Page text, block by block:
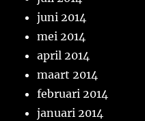
juni 2014
mei 2014
april 2014
maart 2014
februari 2014
januari 2014